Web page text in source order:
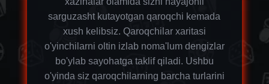
sarguzasht kutayotgan qaroqchi kemada
xush kelibsiz. Qaroqchilar xaritasi
o'yinchilarni oltin izlab noma'lum dengizlar
bo'ylab sayohatga taklif qiladi. Ushbu
o'yinda siz qaroqchilarning barcha turlarini